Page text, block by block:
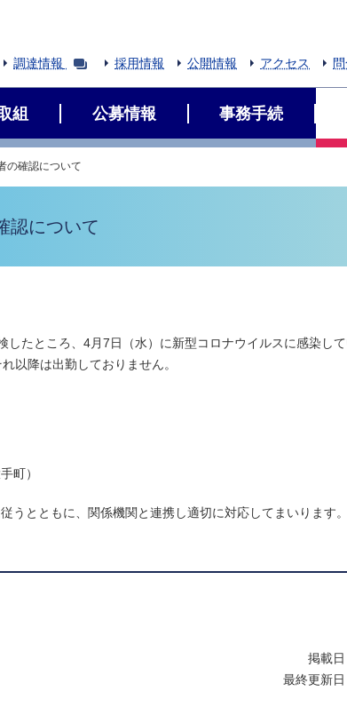
調達情報 採用情報 公開情報 アクセス
組 公募情報 事務手続
の確認について
認について
たところ、4月7日（水）に新型コロナウイルスに感染し
以降は出勤しておりません。
町）
とともに、関係機関と連携し適切に対応してまいります。
掲載
最終更新